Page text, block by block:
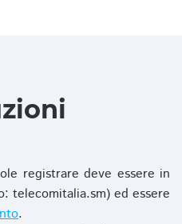
registrare deve essere in
telecomitalia.sm) ed essere
.